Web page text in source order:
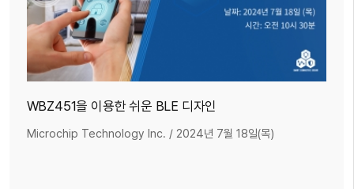
WBZ451을 이용한 쉬운 BLE 디자인
Microchip Technology Inc. / 2024년 7월 18일(목)